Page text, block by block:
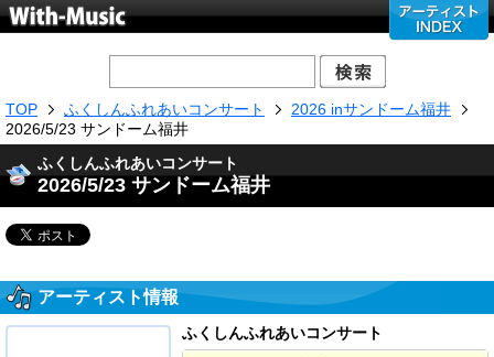
TOP ふくしんふれあいコンサート
2026 inサンドーム福井
2026/5/23 サンドーム福井
ふくしんふれあいコンサート
2026/5/23 サンドーム福井
アーティスト情報
ふくしんふれあいコンサート